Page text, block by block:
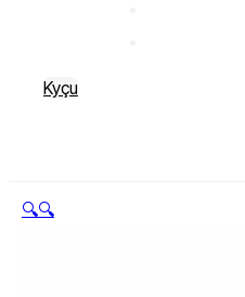
Kyçu
🔍🔍